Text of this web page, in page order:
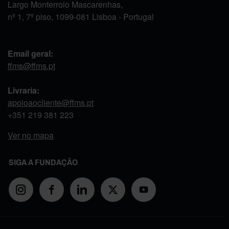
Largo Monterroio Mascarenhas,
nº 1, 7º piso, 1099-081 Lisboa - Portugal
Email geral:
ffms@ffms.pt
Livraria:
apoioaocliente@ffms.pt
+351 219 381 223
Ver no mapa
SIGA A FUNDAÇÃO